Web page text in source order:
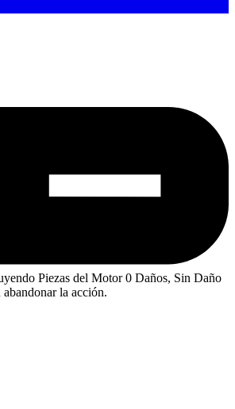
Piezas del Motor 0 Daños, Sin Daño
la acción.